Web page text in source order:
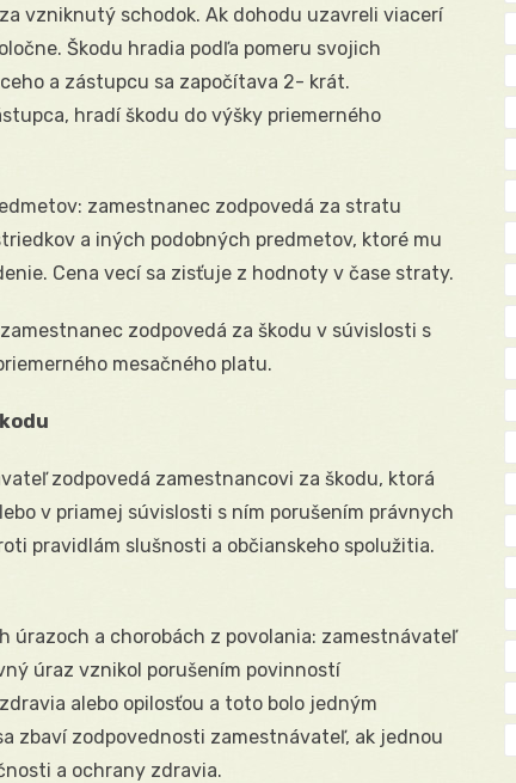
vzniknutý schodok. Ak dohodu uzavreli viacerí
Škodu hradia podľa pomeru svojich
a zástupcu sa započítava 2- krát.
hradí škodu do výšky priemerného
zamestnanec zodpovedá za stratu
a iných podobných predmetov, ktoré mu
Cena vecí sa zisťuje z hodnoty v čase straty.
zodpovedá za škodu v súvislosti s
mesačného platu.
zodpovedá zamestnancovi za škodu, ktorá
v priamej súvislosti s ním porušením právnych
pravidlám slušnosti a občianskeho spolužitia.
úrazoch a chorobách z povolania: zamestnávateľ
úraz vznikol porušením povinností
alebo opilosťou a toto bolo jedným
zbaví zodpovednosti zamestnávateľ, ak jednou
a ochrany zdravia.